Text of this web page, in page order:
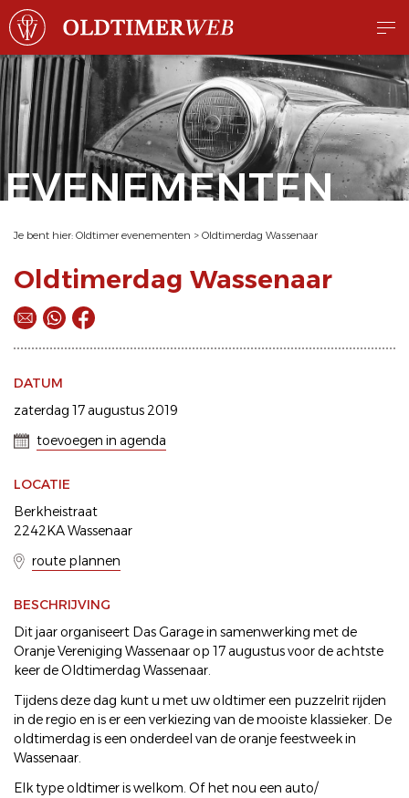
EVENEMENTEN
Je bent hier: Oldtimer evenementen > Oldtimerdag Wassenaar
Oldtimerdag Wassenaar
DATUM
zaterdag 17 augustus 2019
toevoegen in agenda
LOCATIE
Berkheistraat
2242KA Wassenaar
route plannen
BESCHRIJVING
Dit jaar organiseert Das Garage in samenwerking met de
Oranje Vereniging Wassenaar op 17 augustus voor de achtste
keer de Oldtimerdag Wassenaar.
Tijdens deze dag kunt u met uw oldtimer een puzzelrit rijden
in de regio en is er een verkiezing van de mooiste klassieker. De
oldtimerdag is een onderdeel van de oranje feestweek in
Wassenaar.
Elk type oldtimer is welkom. Of het nou een auto/